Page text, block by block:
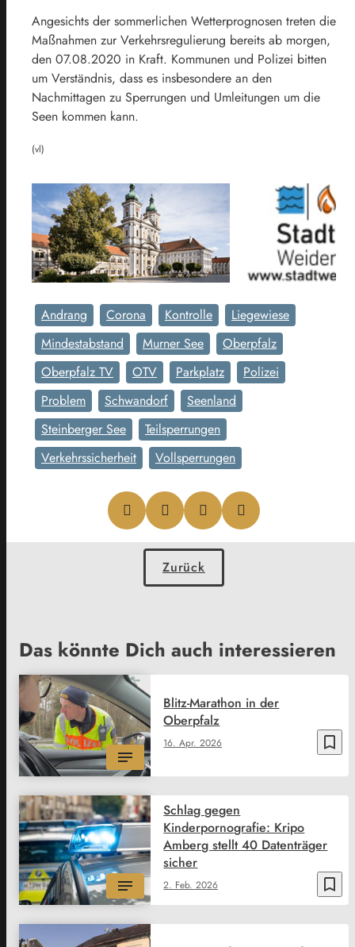
Angesichts der sommerlichen Wetterprognosen treten die
Maßnahmen zur Verkehrsregulierung bereits ab morgen,
den 07.08.2020 in Kraft. Kommunen und Polizei bitten
um Verständnis, dass es insbesondere an den
Nachmittagen zu Sperrungen und Umleitungen um die
Seen kommen kann.
(vl)
Andrang Corona Kontrolle
Liegewiese
Mindestabstand
Murner See
Oberpfalz
Oberpfalz TV
OTV Parkplatz
Polizei
Problem
Schwandorf
Seenland
Steinberger See
Teilsperrungen
Verkehrssicherheit
Vollsperrungen
Zurück
Das könnte Dich auch interessieren
bookmark_border
16. Apr. 2026
Blitz-Marathon in der
Oberpfalz
bookmark_border
2. Feb. 2026
Schlag gegen
Kinderpornografie: Kripo
Amberg stellt 40 Datenträger
sicher